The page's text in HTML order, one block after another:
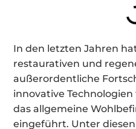
In den letzten Jahren
restaurativen und
außerordentliche
innovative
das allgemeine
eingeführt. Unter